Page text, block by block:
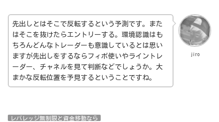
jiro
先出しとはそこで反転するという予測です。また
はそこを抜けたらエントリーする。環境認識はも
ちろんどんなトレーダーも意識しているとは思い
ますが先出しをするならフィボ使いやライントレ
ーダー、チャネルを見て判断などでしょうか。大
まかな反転位置を予見するということですね。
レバレッジ無制限と資金移動なら